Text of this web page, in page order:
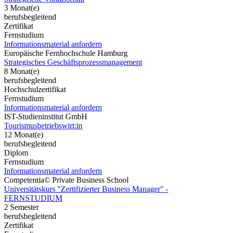
3 Monat(e)
berufsbegleitend
Zertifikat
Fernstudium
Informationsmaterial anfordern
Europäische Fernhochschule Hamburg
Strategisches Geschäftsprozessmanagement
8 Monat(e)
berufsbegleitend
Hochschulzertifikat
Fernstudium
Informationsmaterial anfordern
IST-Studieninstitut GmbH
Tourismusbetriebswirt:in
12 Monat(e)
berufsbegleitend
Diplom
Fernstudium
Informationsmaterial anfordern
Competentia© Private Business School
Universitätskurs "Zertifizierter Business Manager" -
FERNSTUDIUM
2 Semester
berufsbegleitend
Zertifikat